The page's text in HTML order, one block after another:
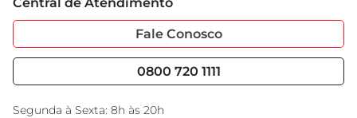
Sobre Privacidade
Portal do Fornecedo
Nossas Lojas
Garantia Estendida
Serviços
Black Friday
Encarte do Dia
Fale Conosco
0800 720 1111
Segunda à Sexta: 8h às 20h